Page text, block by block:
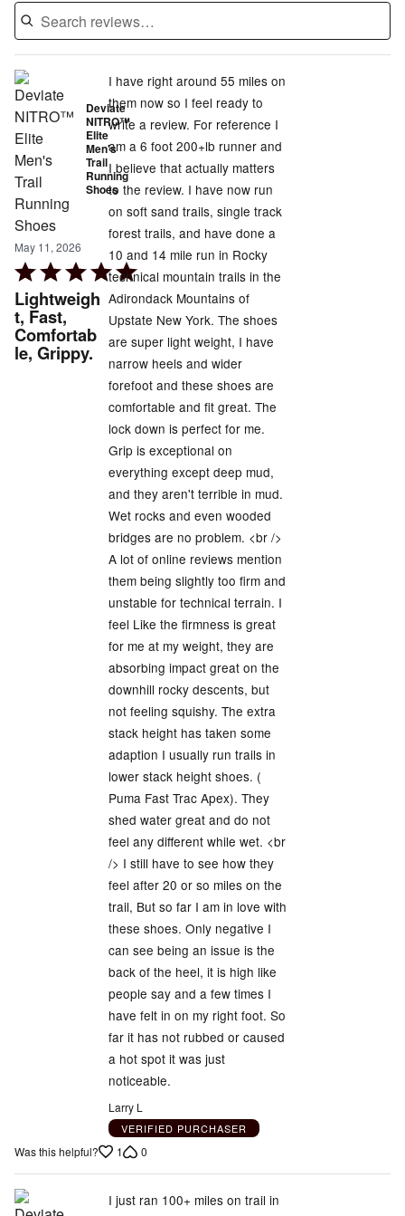
Deviate
NITRO™
Elite
Men's
Trail
Running
Shoes
May 11, 2026
Rated
5
out
of
5
Lightweigh
t, Fast,
Comfortab
le, Grippy.
I have right around 55 miles on
them now so I feel ready to
write a review. For reference I
am a 6 foot 200+lb runner and
I believe that actually matters
to the review. I have now run
on soft sand trails, single track
forest trails, and have done a
10 and 14 mile run in Rocky
technical mountain trails in the
Adirondack Mountains of
Upstate New York. The shoes
are super light weight, I have
narrow heels and wider
forefoot and these shoes are
comfortable and fit great. The
lock down is perfect for me.
Grip is exceptional on
everything except deep mud,
and they aren't terrible in mud.
Wet rocks and even wooded
bridges are no problem. <br />
A lot of online reviews mention
them being slightly too firm and
unstable for technical terrain. I
feel Like the firmness is great
for me at my weight, they are
absorbing impact great on the
downhill rocky descents, but
not feeling squishy. The extra
stack height has taken some
adaption I usually run trails in
lower stack height shoes. (
Puma Fast Trac Apex). They
shed water great and do not
feel any different while wet. <br
/> I still have to see how they
feel after 20 or so miles on the
trail, But so far I am in love with
these shoes. Only negative I
can see being an issue is the
back of the heel, it is high like
people say and a few times I
have felt in on my right foot. So
far it has not rubbed or caused
a hot spot it was just
noticeable.
Larry L
VERIFIED PURCHASER
Was this helpful? 1 0
I just ran 100+ miles on trail in